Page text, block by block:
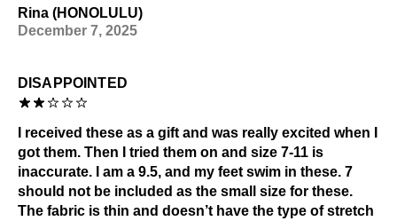
Rina (HONOLULU)
December 7, 2025
DISAPPOINTED
I received these as a gift and was really excited when I
got them. Then I tried them on and size 7-11 is
inaccurate. I am a 9.5, and my feet swim in these. 7
should not be included as the small size for these.
The fabric is thin and doesn’t have the type of stretch